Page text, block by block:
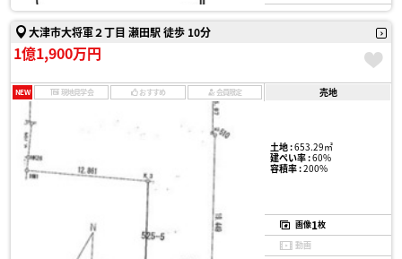
大津市大将軍２丁目 瀬田駅 徒歩 10分
1億1,900万円
NEW 現地見学会 おすすめ 会員限定 売地
土地 :653.29㎡
建ぺい率 :60%
容積率 :200%
画像1枚
動画